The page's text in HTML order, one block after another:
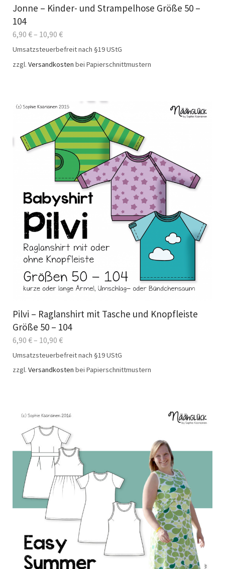
Jonne – Kinder- und Strampelhose Größe 50 –
104
6,90 €– 10,90 €
Umsatzsteuerbefreit nach §19 UStG
zzgl. Versandkosten bei Papierschnittmustern
Pilvi – Raglanshirt mit Tasche und Knopfleiste
Größe 50 – 104
6,90 €– 10,90 €
Umsatzsteuerbefreit nach §19 UStG
zzgl. Versandkosten bei Papierschnittmustern